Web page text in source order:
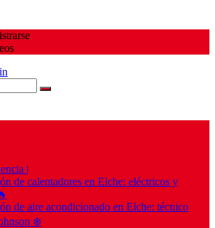
|
de calentadores en Elche: eléctricos y
de aire acondicionado en Elche: técnico
❄️